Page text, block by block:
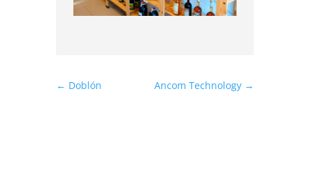
← Doblón Ancom Technology →